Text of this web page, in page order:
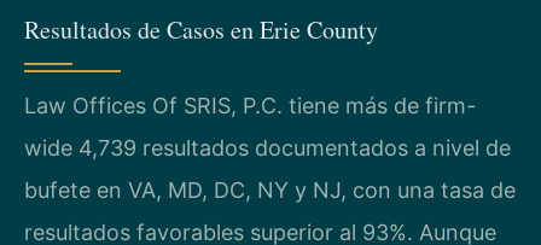
Resultados de Casos en Erie County
Law Offices Of SRIS, P.C. tiene más de firm-
wide 4,739 resultados documentados a nivel de
bufete en VA, MD, DC, NY y NJ, con una tasa de
resultados favorables superior al 93%. Aunque